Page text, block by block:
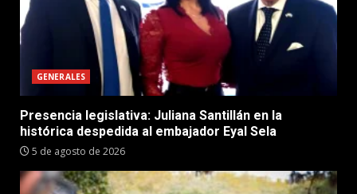
GENERALES
Presencia legislativa: Juliana Santillán en la
histórica despedida al embajador Eyal Sela
5 de agosto de 2026